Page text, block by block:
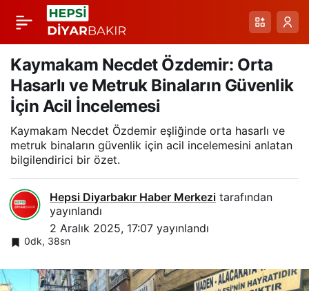
Kaymakam Necdet Özdemir: Orta
Hasarlı ve Metruk Binaların Güvenlik
İçin Acil İncelemesi
Kaymakam Necdet Özdemir eşliğinde orta hasarlı ve
metruk binaların güvenlik için acil incelemesini anlatan
bilgilendirici bir özet.
Hepsi Diyarbakır Haber Merkezi tarafından
yayınlandı
2 Aralık 2025, 17:07 yayınlandı
0dk, 38sn
Farklıyız, Harikayız,
Engel Tanımayız:
Diyarbakır’da Özel
Çocuk Yaşam
Merkeziyle birliktelik
Paylaş